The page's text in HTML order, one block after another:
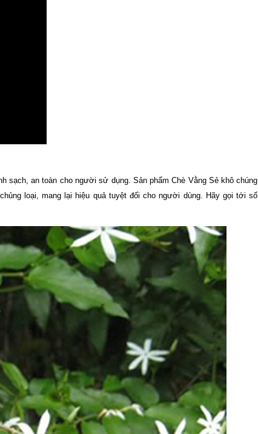
an toàn cho người sử dụng. Sản phẩm Chè Vằng Sẻ khô chúng
loại, mang lại hiệu quả tuyệt đối cho người dùng. Hãy gọi tới số